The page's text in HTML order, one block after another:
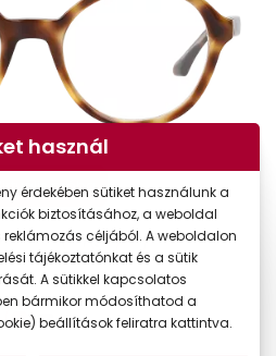
próba
használ
érdekében sütiket használunk a
biztosításához, a weboldal
céljából. A weboldalon
tájékoztatónkat és a sütik
A sütikkel kapcsolatos
bármikor módosíthatod a
beállítások feliratra kattintva.